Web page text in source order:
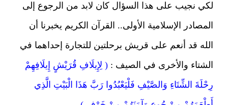
لكي نجيب على هذا السؤال كان لابد من الرجوع إلى
المصادر الإسلامية الأولى.. القرآن الكريم يخبرنا أن
الله قد أنعم على قريش برحلتين للتجارة إحداهما في
الشتاء والأخرى في الصيف : ( لِإِيلَافِ قُرَيْشٍ إِيلَافِهِمْ
رِحْلَةَ الشِّتَاءِ وَالصَّيْفِ فَلْيَعْبُدُوا رَبَّ هَذَا الْبَيْتِ الَّذِي